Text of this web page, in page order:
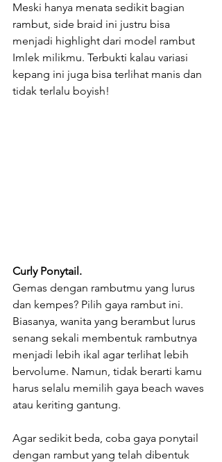
Meski hanya menata sedikit bagian
rambut, side braid ini justru bisa
menjadi highlight dari model rambut
Imlek milikmu. Terbukti kalau variasi
kepang ini juga bisa terlihat manis dan
tidak terlalu boyish!
Curly Ponytail.
Gemas dengan rambutmu yang lurus
dan kempes? Pilih gaya rambut ini.
Biasanya, wanita yang berambut lurus
senang sekali membentuk rambutnya
menjadi lebih ikal agar terlihat lebih
bervolume. Namun, tidak berarti kamu
harus selalu memilih gaya beach waves
atau keriting gantung.
Agar sedikit beda, coba gaya ponytail
dengan rambut yang telah dibentuk